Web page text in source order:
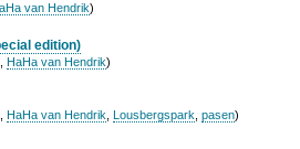
van Hendrik)
edition)
HaHa van Hendrik)
HaHa van Hendrik Lousbergspark pasen)